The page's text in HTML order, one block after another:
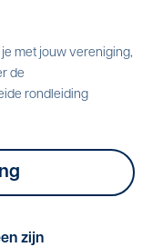
met jouw vereniging,
de
rondleiding
zijn